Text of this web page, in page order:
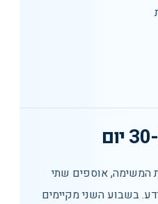
המשימה, אוספים שתי
בשבוע השני מקיימים